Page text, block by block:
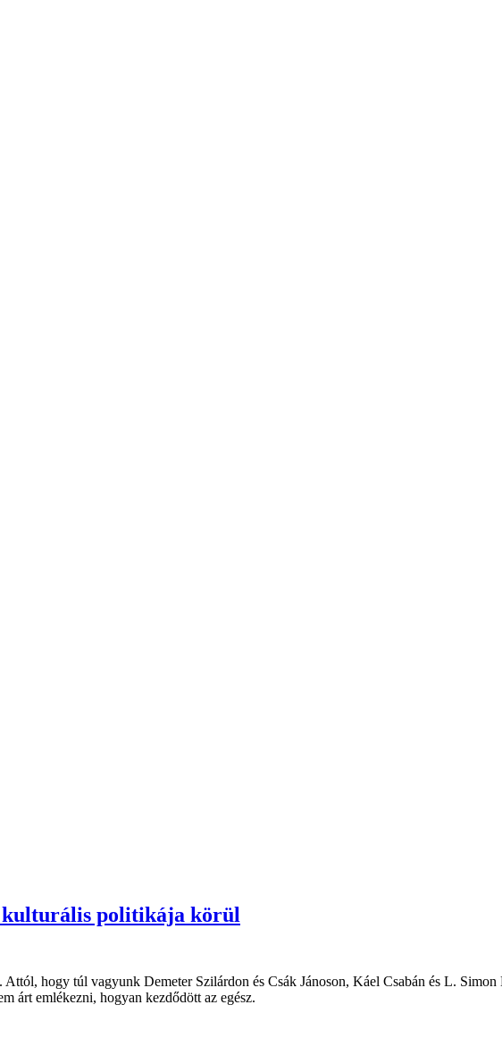
kulturális politikája körül
hogy túl vagyunk Demeter Szilárdon és Csák Jánoson, Káel Csabán és L.
árt emlékezni, hogyan kezdődött az egész.